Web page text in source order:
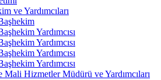
ve Yardımcıları
Yardımcısı
Yardımcısı
Yardımcısı
Yardımcısı
Mali Hizmetler Müdürü ve Yardımcıları